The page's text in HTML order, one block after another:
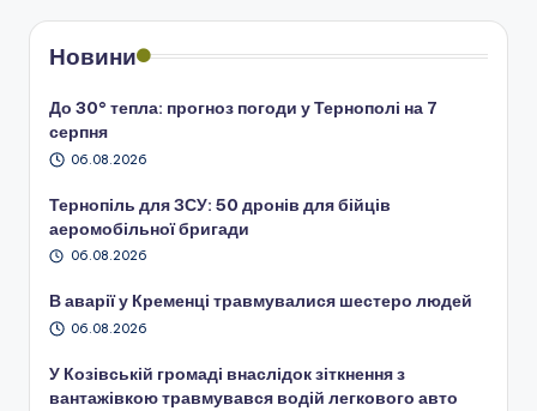
Новини
До 30° тепла: прогноз погоди у Тернополі на 7
серпня
06.08.2026
Тернопіль для ЗСУ: 50 дронів для бійців
аеромобільної бригади
06.08.2026
В аварії у Кременці травмувалися шестеро людей
06.08.2026
У Козівській громаді внаслідок зіткнення з
вантажівкою травмувався водій легкового авто